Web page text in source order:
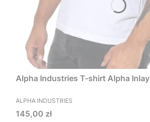
Alpha Industries T-shirt Alpha Inlay
PRODUCENT
ALPHA INDUSTRIES
Cena
145,00 zł